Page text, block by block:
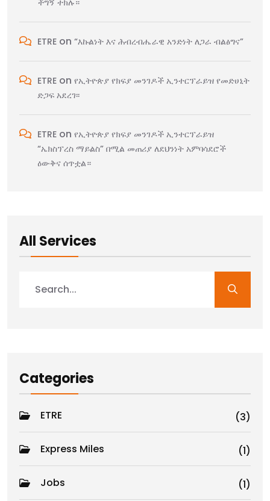
ETRE on “እኩልነት እና ሕብረብሔራዊ አንድነት ለጋራ ብልፅግና”
ETRE on የኢትዮጵያ የክፍያ መንገዶች ኢንተርፕራይዝ የመድሀኒት
ድጋፍ አደረገ፡፡
ETRE on የኢትዮጵያ የክፍያ መንገዶች ኢንተርፕራይዝ
“ኤክስፕረስ ማይልስ” በሚል መጠሪያ ለደህንነት አምባሳደሮች
ዕውቅና ሰጥቷል።
All Services
Categories
ETRE (3)
Express Miles (1)
Jobs (1)